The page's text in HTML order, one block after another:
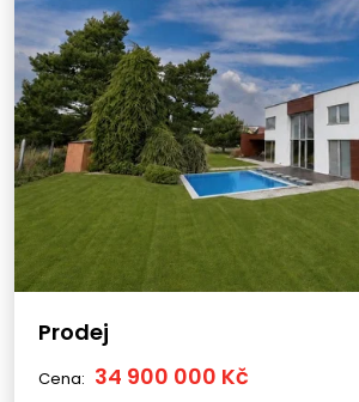
Prodej
Cena: 34 900 000 Kč